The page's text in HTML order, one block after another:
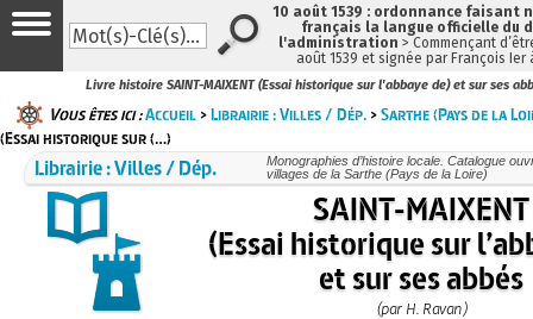
Livre histoire SAINT-MAIXENT (Essai historique sur l'abbaye de) et sur ses
Vous êtes ici :Accueil >Librairie : Villes / Dép. >Sarthe (Pays de la
(Essai historique sur (…)
Librairie : Villes / Dép.
Monographies d’histoire locale. Catalogue
villages de la Sarthe (Pays de la Loire)
SAINT-MAIXENT
(Essai historique sur
et sur ses abbés
(par H. Ravan)
10 août 1539 : ordonnance faisant
français la langue officielle du
l'administration > Commençant
août 1539 et signée par François